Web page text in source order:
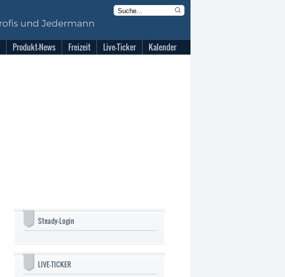
Produkt-News Freizeit Live-Ticker Kalender
Steady-Login
LIVE-TICKER